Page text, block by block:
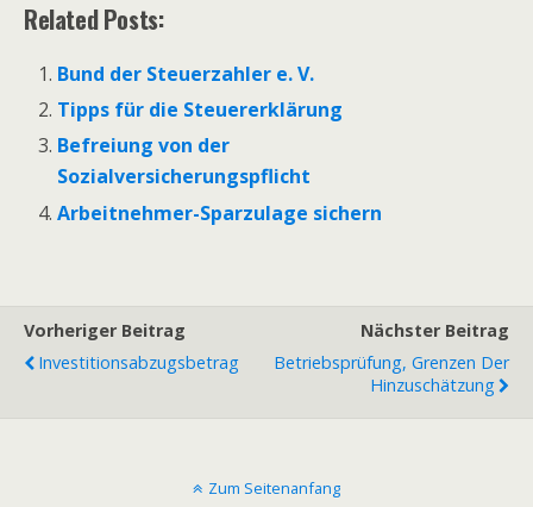
Related Posts:
Bund der Steuerzahler e. V.
Tipps für die Steuererklärung
Befreiung von der
Sozialversicherungspflicht
Arbeitnehmer-Sparzulage sichern
Vorheriger Beitrag
Investitionsabzugsbetrag
Nächster Beitrag
Betriebsprüfung, Grenzen Der
Hinzuschätzung
Zum Seitenanfang